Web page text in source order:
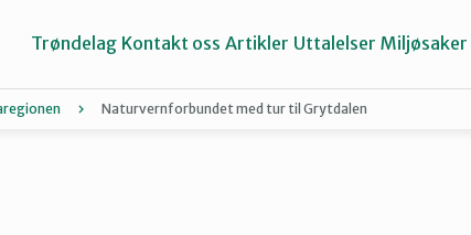
Trøndelag Kontakt oss Artikler Uttalelser Miljøsaker
Naturvernforbundet med tur til Grytdalen